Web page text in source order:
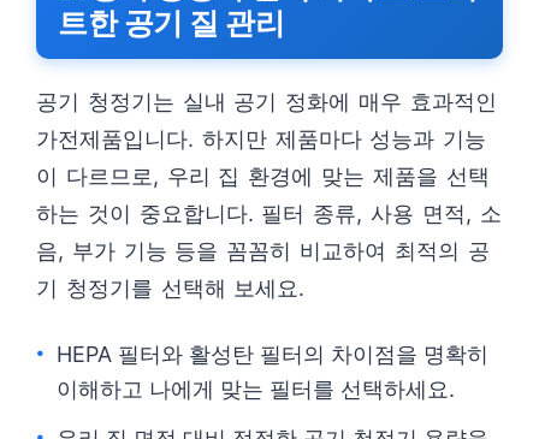
트한 공기 질 관리
공기 청정기는 실내 공기 정화에 매우 효과적인
가전제품입니다. 하지만 제품마다 성능과 기능
이 다르므로, 우리 집 환경에 맞는 제품을 선택
하는 것이 중요합니다. 필터 종류, 사용 면적, 소
음, 부가 기능 등을 꼼꼼히 비교하여 최적의 공
기 청정기를 선택해 보세요.
HEPA 필터와 활성탄 필터의 차이점을 명확히
이해하고 나에게 맞는 필터를 선택하세요.